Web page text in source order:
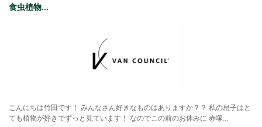
食虫植物...
こんにちは竹田です！ みんなさん好きなものはありますか？？ 私の息子はと
ても植物が好きでずっと見ています！ なのでこの前のお休みに 赤塚...